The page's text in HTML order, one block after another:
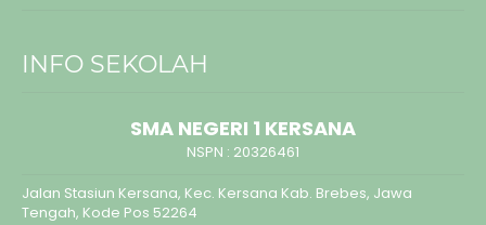
INFO SEKOLAH
SMA NEGERI 1 KERSANA
NSPN : 20326461
Jalan Stasiun Kersana, Kec. Kersana Kab. Brebes, Jawa
Tengah, Kode Pos 52264